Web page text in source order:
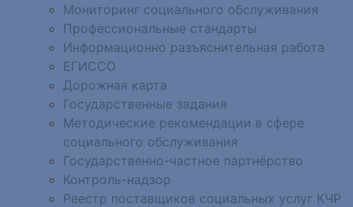
Мониторинг социального обслуживания
Профессиональные стандарты
Информационно разъяснительная работа
ЕГИССО
Дорожная карта
Государственные задания
Методические рекомендации в сфере
социального обслуживания
Государственно-частное партнёрство
Контроль-надзор
Реестр поставщиков социальных услуг КЧР